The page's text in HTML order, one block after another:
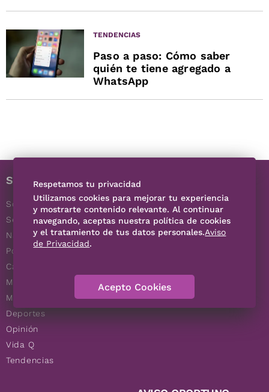
TENDENCIAS
Paso a paso: Cómo saber
quién te tiene agregado a
WhatsApp
SECCIONES
Sociedad
Seguridad
Nación
Política
Cartera
Metrópoli
Municipios
Deportes
Opinión
Vida Q
Tendencias
LOCALES
San Luis Potosí
Oaxaca
Puebla
México
Respetamos tu privacidad
Utilizamos cookies para mejorar tu experiencia
y mostrarte contenido relevante. Al continuar
navegando, aceptas nuestra política de cookies
y el tratamiento de tus datos personales.Aviso
de Privacidad.
Acepto Cookies